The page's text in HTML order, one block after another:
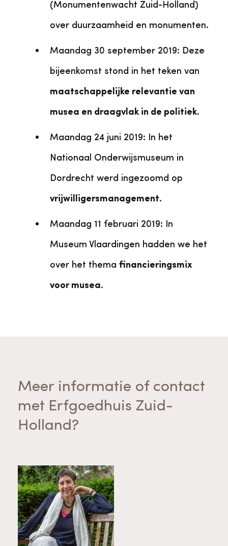
(Monumentenwacht Zuid-Holland)
over duurzaamheid en monumenten.
Maandag 30 september 2019: Deze
bijeenkomst stond in het teken van
maatschappelijke relevantie van
musea en draagvlak in de politiek.
Maandag 24 juni 2019: In het
Nationaal Onderwijsmuseum in
Dordrecht werd ingezoomd op
vrijwilligersmanagement.
Maandag 11 februari 2019: In
Museum Vlaardingen hadden we het
over het thema financieringsmix
voor musea.
Meer informatie of contact
met Erfgoedhuis Zuid-
Holland?